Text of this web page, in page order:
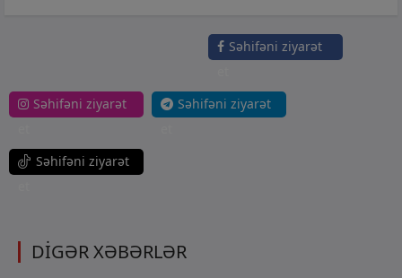
Səhifəni ziyarət
Səhifəni ziyarət
Səhifəni ziyarət
Səhifəni ziyarət
DİGƏR XƏBƏRLƏR